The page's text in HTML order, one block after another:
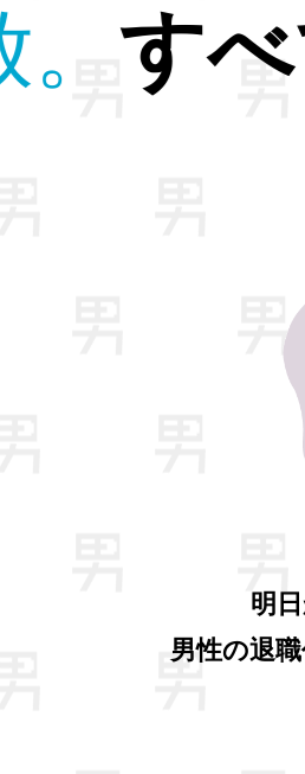
職ス
明
男性の退